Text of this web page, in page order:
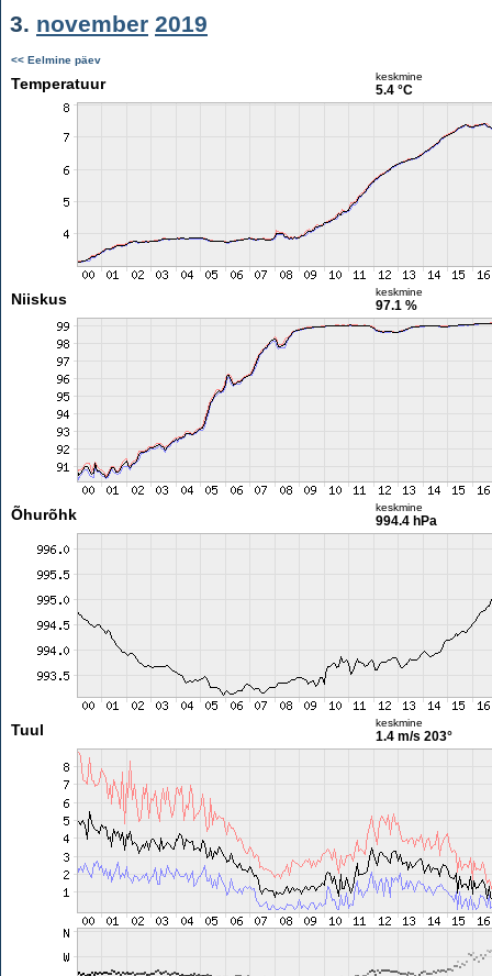
3. november 2019
<< Eelmine päev
Temperatuur keskmine
5.4 °C
Niiskus keskmine
97.1 %
Õhurõhk keskmine
994.4 hPa
Tuul keskmine
1.4 m/s 203°